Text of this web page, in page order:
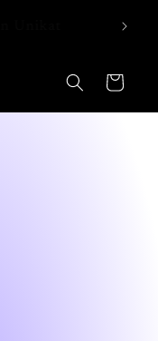
Warenkorb